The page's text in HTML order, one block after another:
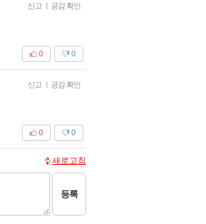
신고 | 공감 확인
0
0
신고 | 공감 확인
0
0
새로고침
등록